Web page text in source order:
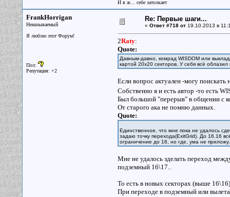
И в ж... себе затолкает
FrankHorrigan
Неназываемый
Я люблю этот Форум!
Пол:
Репутация: +2
Re: Первые шаги...
« Ответ #718 от19.10.2013 в
2Raty:
Quote:
Давным-давно, комрад WISDOM или
картой 20х20 секторов. У себя всё
Если вопрос актуален -могу поискать
Собственно я и есть автор -то есть
Был большой "перерыв" в общении с
От старого ака не помню данных.
Quote:
Единственное, что мне пока не удалось
задаю точку перехода(ExitGrid). До 16.16
ограничение до 16, но где, ума не приложу.
Мне не удалось зделать переход
подземный 16\17..
То есть в новых секторах (выше
При переходе в подземный или